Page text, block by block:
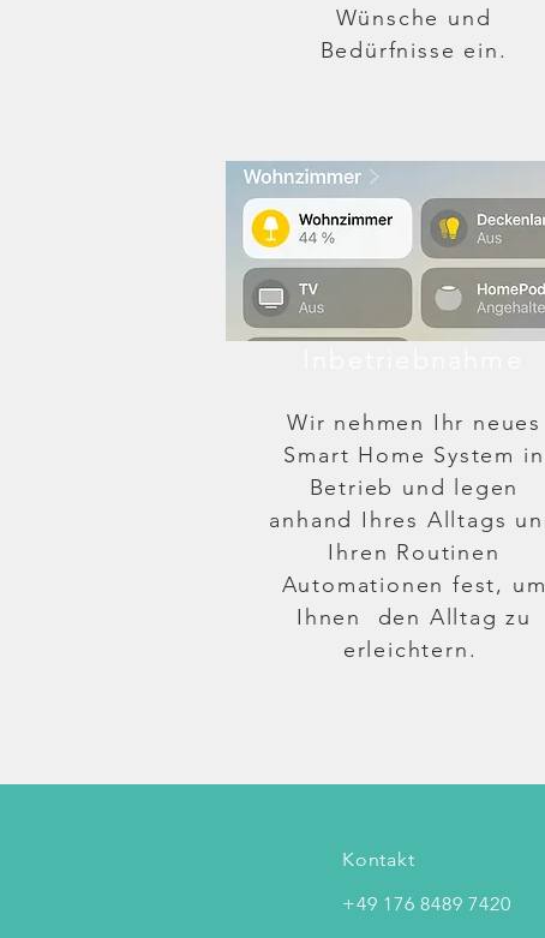
Wünsche und
Bedürfnisse ein.
Wir nehmen Ihr neues
Smart Home System in
Betrieb und legen
anhand Ihres Alltags
Ihren Routinen
Automationen fest, um
Ihnen den Alltag zu
erleichtern.
Kontakt
+49 176 8489 7420